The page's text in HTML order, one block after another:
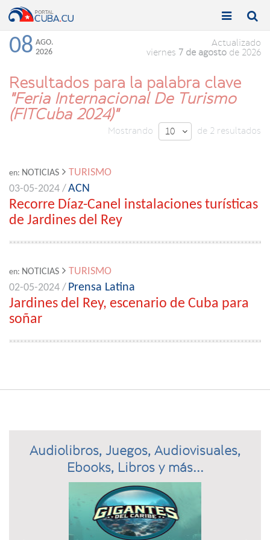
Toggle

Toggle

08 AGO.
2026
Actualizado
viernes 7 de agosto de 2026
Resultados para la palabra clave
"Feria Internacional De Turismo
(FITCuba 2024)"
Mostrando 10  de 2 resultados
en: NOTICIAS
TURISMO
03-05-2024 /ACN
Recorre Díaz-Canel instalaciones turísticas
de Jardines del Rey
en: NOTICIAS
TURISMO
02-05-2024 / Prensa Latina
Jardines del Rey, escenario de Cuba para
soñar
Audiolibros, Juegos, Audiovisuales,
Ebooks, Libros y más...